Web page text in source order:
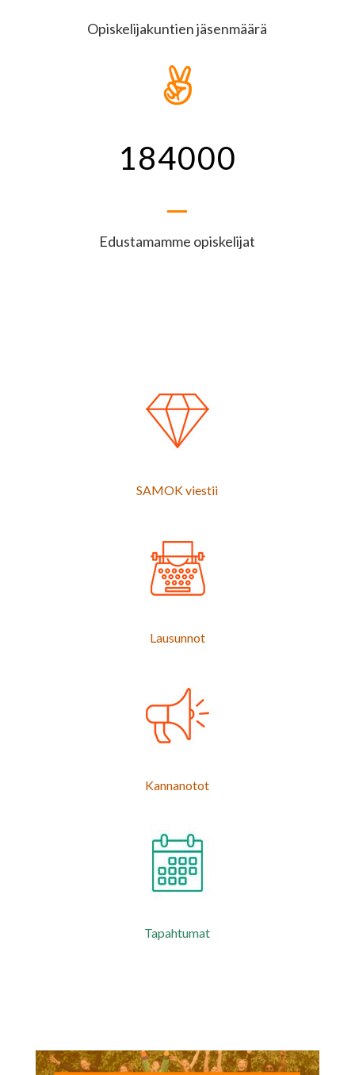
Opiskelijakuntien jäsenmäärä

184000
Edustamamme opiskelijat
SAMOK viestii
Lausunnot
Kannanotot
Tapahtumat